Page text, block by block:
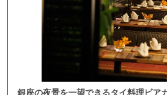
銀座の夜景を一望できるタイ料理ビア